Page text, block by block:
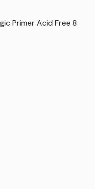
Primer Acid Free 8